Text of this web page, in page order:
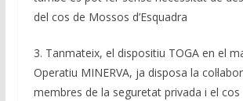
del cos de Mossos d’Esquadra
3. Tanmateix, el dispositiu TOGA en el
Operatiu MINERVA, ja disposa la
membres de la seguretat privada i el